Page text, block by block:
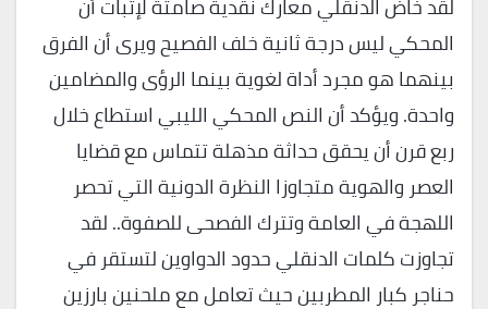
المحكي ليس درجة ثانية خلف الفصيح ويرى أن الفرق
بينهما هو مجرد أداة لغوية بينما الرؤى والمضامين
واحدة. ويؤكد أن النص المحكي الليبي استطاع خلال
ربع قرن أن يحقق حداثة مذهلة تتماس مع قضايا
العصر والهوية متجاوزا النظرة الدونية التي تحصر
اللهجة في العامة وتترك الفصحى للصفوة.. لقد
تجاوزت كلمات الدنقلي حدود الدواوين لتستقر في
حناجر كبار المطربين حيث تعامل مع ملحنين بارزين